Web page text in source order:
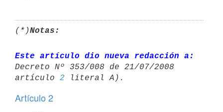
(*)Notas:
Este artículo dio nueva redacción a:
Decreto Nº 353/008 de 21/07/2008
artículo 2
Artículo 2